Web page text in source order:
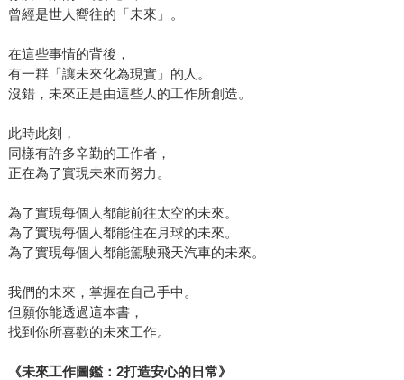
曾經是世人嚮往的「未來」。
在這些事情的背後，
有一群「讓未來化為現實」的人。
沒錯，未來正是由這些人的工作所創造。
此時此刻，
同樣有許多辛勤的工作者，
正在為了實現未來而努力。
為了實現每個人都能前往太空的未來。
為了實現每個人都能住在月球的未來。
為了實現每個人都能駕駛飛天汽車的未來。
我們的未來，掌握在自己手中。
但願你能透過這本書，
找到你所喜歡的未來工作。
《未來工作圖鑑：2打造安心的日常》